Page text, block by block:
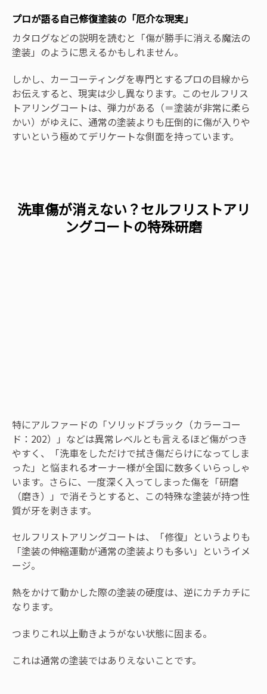
プロが語る自己修復塗装の「厄介な現実」
カタログなどの説明を読むと「傷が勝手に消える魔法の
塗装」のように思えるかもしれません。
しかし、カーコーティングを専門とするプロの目線から
お伝えすると、現実は少し異なります。このセルフリス
トアリングコートは、弾力がある（＝塗装が非常に柔ら
かい）がゆえに、通常の塗装よりも圧倒的に傷が入りや
すいという極めてデリケートな側面を持っています。
洗車傷が消えない？セルフリストアリ
ングコートの特殊研磨
特にアルファードの「ソリッドブラック（カラーコー
ド：202）」などは異常レベルとも言えるほど傷がつき
やすく、「洗車をしただけで拭き傷だらけになってしま
った」と悩まれるオーナー様が全国に数多くいらっしゃ
います。さらに、一度深く入ってしまった傷を「研磨
（磨き）」で消そうとすると、この特殊な塗装が持つ性
質が牙を剥きます。
セルフリストアリングコートは、「修復」というよりも
「塗装の伸縮運動が通常の塗装よりも多い」というイメ
ージ。
熱をかけて動かした際の塗装の硬度は、逆にカチカチに
なります。
つまりこれ以上動きようがない状態に固まる。
これは通常の塗装ではありえないことです。